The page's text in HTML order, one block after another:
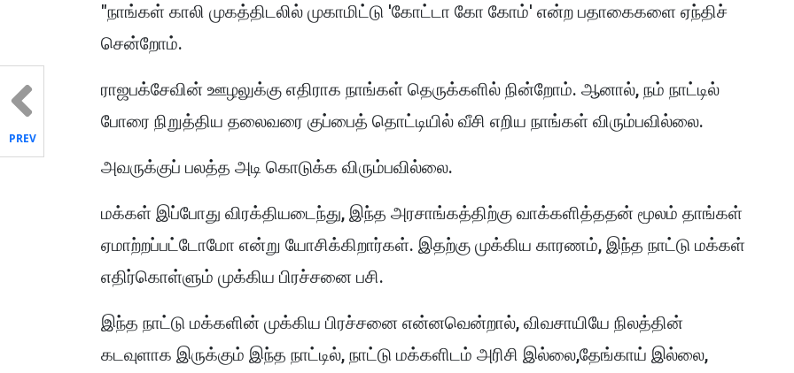
"நாங்கள் காலி முகத்திடலில் முகாமிட்டு 'கோட்டா கோ கோம்' என்ற பதாகைகளை ஏந்திச்
சென்றோம்.
ராஜபக்சேவின் ஊழலுக்கு எதிராக நாங்கள் தெருக்களில் நின்றோம். ஆனால், நம் நாட்டில்
போரை நிறுத்திய தலைவரை குப்பைத் தொட்டியில் வீசி எறிய நாங்கள் விரும்பவில்லை.
அவருக்குப் பலத்த அடி கொடுக்க விரும்பவில்லை.
மக்கள் இப்போது விரக்தியடைந்து, இந்த அரசாங்கத்திற்கு வாக்களித்ததன் மூலம் தாங்கள்
ஏமாற்றப்பட்டோமோ என்று யோசிக்கிறார்கள். இதற்கு முக்கிய காரணம், இந்த நாட்டு மக்கள்
எதிர்கொள்ளும் முக்கிய பிரச்சனை பசி.
இந்த நாட்டு மக்களின் முக்கிய பிரச்சனை என்னவென்றால், விவசாயியே நிலத்தின்
கடவுளாக இருக்கும் இந்த நாட்டில், நாட்டு மக்களிடம் அரிசி இல்லை,தேங்காய் இல்லை,
PREV